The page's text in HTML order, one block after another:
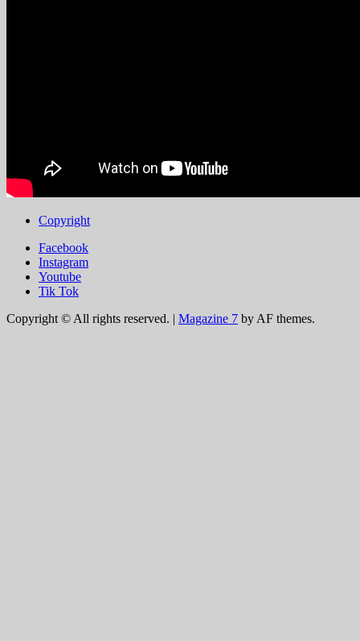
Copyright
Facebook
Instagram
Youtube
Tik Tok
Copyright © All rights reserved. | Magazine 7 by AF themes.